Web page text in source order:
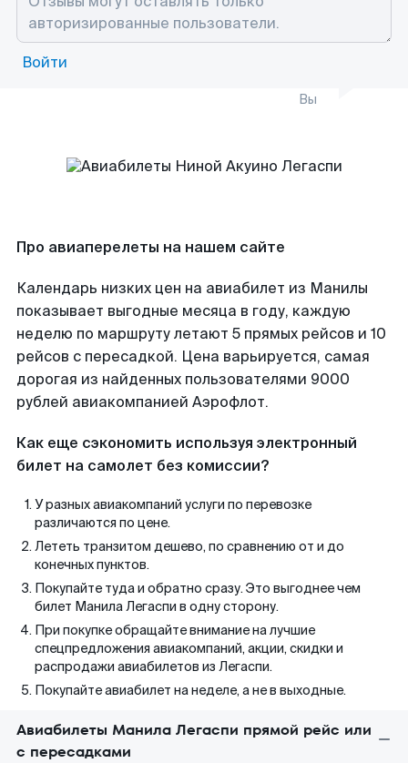
Войти
Вы
Про авиаперелеты на нашем сайте
Календарь низких цен на авиабилет из Манилы
показывает выгодные месяца в году, каждую
неделю по маршруту летают 5 прямых рейсов и 10
рейсов с пересадкой. Цена варьируется, самая
дорогая из найденных пользователями 9000
рублей авиакомпанией Аэрофлот.
Как еще сэкономить используя электронный
билет на самолет без комиссии?
У разных авиакомпаний услуги по перевозке
различаются по цене.
Лететь транзитом дешево, по сравнению от и до
конечных пунктов.
Покупайте туда и обратно сразу. Это выгоднее чем
билет Манила Легаспи в одну сторону.
При покупке обращайте внимание на лучшие
спецпредложения авиакомпаний, акции, скидки и
распродажи авиабилетов из Легаспи.
Покупайте авиабилет на неделе, а не в выходные.
Авиабилеты Манила Легаспи прямой рейс или
с пересадками